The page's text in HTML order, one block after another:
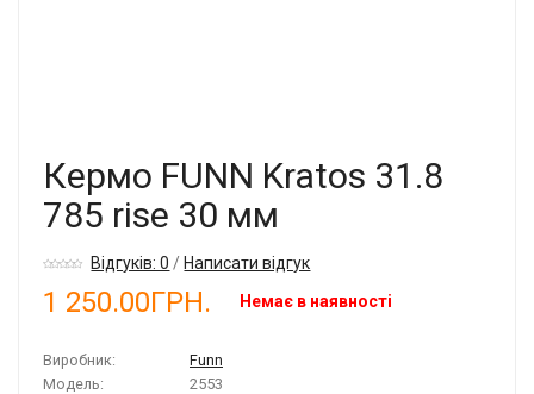
Кермо FUNN Kratos 31.8
785 rise 30 мм
Відгуків: 0 /Написати відгук
1 250.00ГРН. Немає в наявності
Виробник:
Funn
Модель:
2553